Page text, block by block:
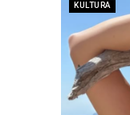
KULTURA